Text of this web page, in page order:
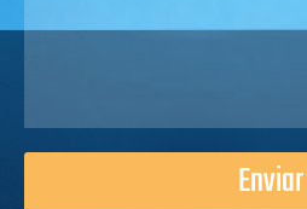
Enviar